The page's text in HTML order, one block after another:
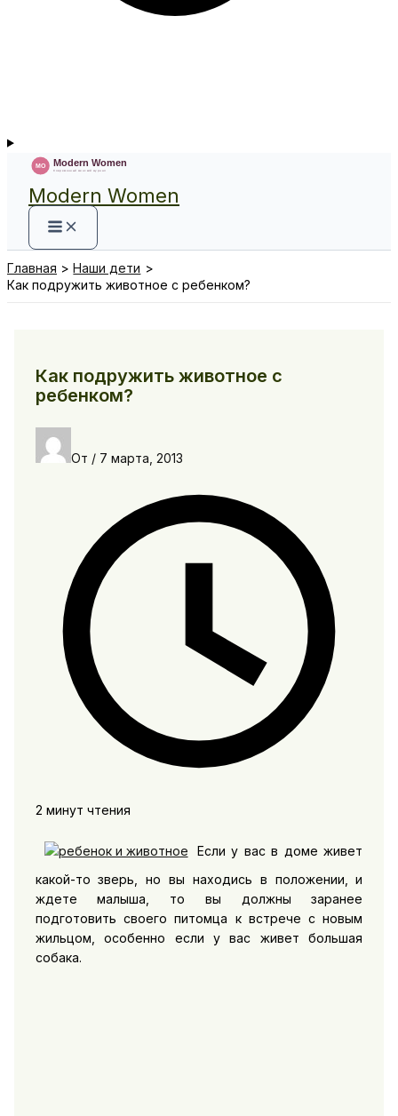
Modern Women
Главная
Наши дети
Как подружить животное с ребенком?
Как подружить животное с
ребенком?
От / 7 марта, 2013
2 минут чтения
Если у вас в доме живет
какой-то зверь, но вы находись в положении, и
ждете малыша, то вы должны заранее
подготовить своего питомца к встрече с новым
жильцом, особенно если у вас живет большая
собака.